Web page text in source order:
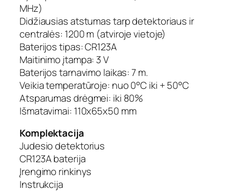
MHz)
Didžiausias atstumas tarp detektoriaus ir
centralės: 1200 m (atviroje vietoje)
Baterijos tipas: CR123A
Maitinimo įtampa: 3 V
Baterijos tarnavimo laikas: 7 m.
Veikia temperatūroje: nuo 0°C iki + 50°C
Atsparumas drėgmei: iki 80%
Išmatavimai: 110x65x50 mm
Komplektacija
Judesio detektorius
CR123A baterija
Įrengimo rinkinys
Instrukcija